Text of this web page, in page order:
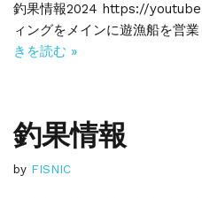
釣果情報2024 https://
ィングをメインに遊漁船を営
きを読む »
釣果情報
by FISNIC